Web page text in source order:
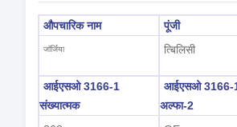
औपचारिक नाम
जॉर्जिया
पूंजी
त्बिलिसी
आईएसओ 3166-1
संख्यात्मक
आईएसओ 3166-
अल्फा-2